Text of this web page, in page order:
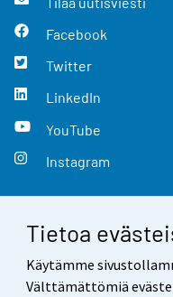
Tietoa
Käytämme
Välttämättömiä
Facebook
Twitter
LinkedIn
YouTube
Instagram
Yhteystiedot
Palaute